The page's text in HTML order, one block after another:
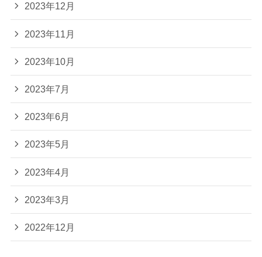
2023年12月
2023年11月
2023年10月
2023年7月
2023年6月
2023年5月
2023年4月
2023年3月
2022年12月